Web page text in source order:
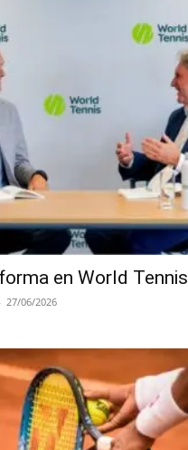
en World Tennis
- 27/06/2026